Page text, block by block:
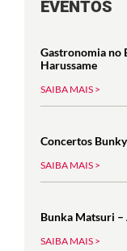
EVENTOS
Gastronomia no
Harussame
SAIBA MAIS >
Concertos
SAIBA MAIS >
Bunka Matsuri –
SAIBA MAIS >